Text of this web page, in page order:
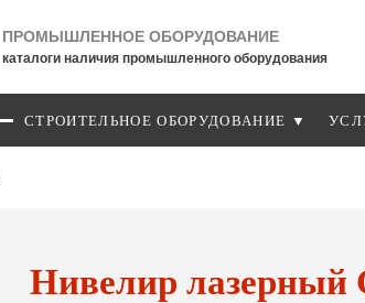
ПРОМЫШЛЕННОЕ ОБОРУДОВАНИЕ
каталоги наличия промышленного оборудования
СТРОИТЕЛЬНОЕ ОБОРУДОВАНИЕ ▼
Нивелир лазерный